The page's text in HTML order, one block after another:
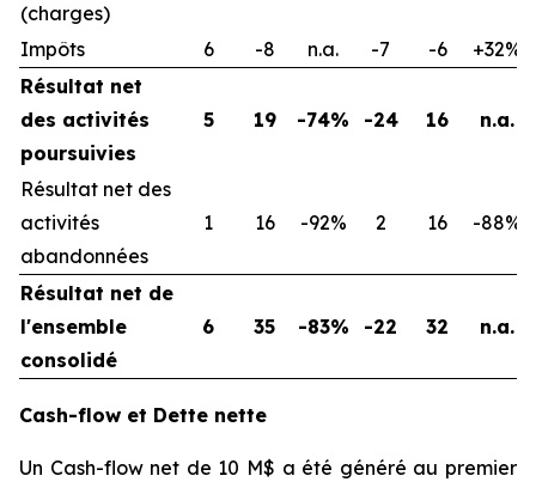
(charges)
Impôts 6 -8 n.a. -7 -6
+32%
Résultat net
des activités
poursuivies
5 19 -74% -24 16 n.a.
Résultat net des
activités
abandonnées
1 16 -92% 2 16 -88%
Résultat net de
l'ensemble
consolidé
6 35 -83% -22 32 n.a.
Cash-flow et Dette nette
Un Cash-flow net de 10 M$ a été généré au premier